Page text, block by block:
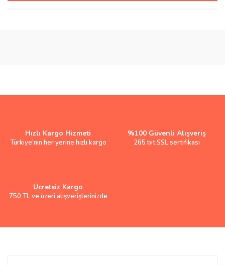
Hızlı Kargo Hizmeti
Türkiye'nin her yerine hızlı kargo
%100 Güvenli Alışveriş
265 bit SSL sertifikası
Ücretsiz Kargo
750 TL ve üzeri alışverişlerinizde